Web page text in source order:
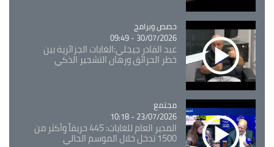
Catégorie
حصص وبرامج
30/07/2026 - 09:49
عبد القادر جيجلي:الغابات الجزائرية بين
خطر الحرائق ورهان التشجير الذكي
Catégorie
مجتمع
23/07/2026 - 10:18
المدير العام للغابات: 445 حريقاً وأكثر من
1500 تدخل خلال الموسم الحالي